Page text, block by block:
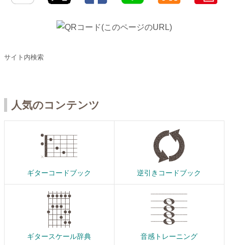
サイト内検索
人気のコンテンツ
ギターコードブック 逆引きコードブック
ギタースケール辞典 音感トレーニング